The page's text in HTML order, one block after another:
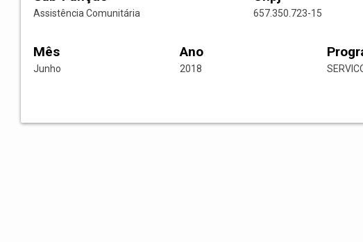
Assistência Comunitária 657.350.723-15
Mês
Junho
Ano
2018